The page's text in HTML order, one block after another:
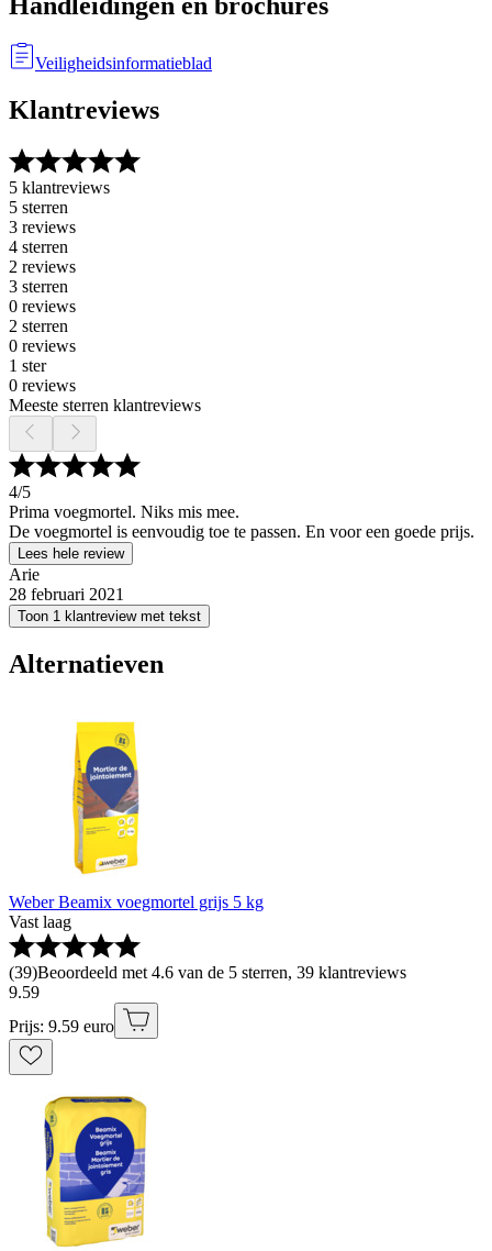
Handleidingen en brochures
Veiligheidsinformatieblad
Klantreviews
5 klantreviews
5 sterren
3 reviews
4 sterren
2 reviews
3 sterren
0 reviews
2 sterren
0 reviews
1 ster
0 reviews
Meeste sterren klantreviews
4/5
Prima voegmortel. Niks mis mee.
De voegmortel is eenvoudig toe te passen. En voor een goede prijs.
Lees hele review
Arie
28 februari 2021
Toon 1 klantreview met tekst
Alternatieven
Weber Beamix voegmortel grijs 5 kg
Vast laag
(39)Beoordeeld met 4.6 van de 5 sterren, 39 klantreviews
9.59
Prijs: 9.59 euro